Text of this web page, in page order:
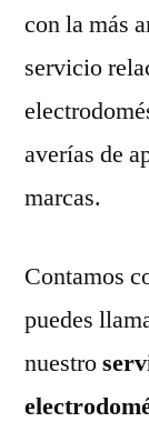
con la más
servicio
averías de
marcas.
Contamos
puedes
nuestro